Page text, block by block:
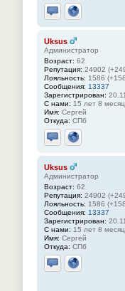
Отправить
Сайт
Uksus
Администратор
Возраст: 62
Репутация: 24902
Лояльность: 1586
Сообщения: 13337
Зарегистрирован:
С нами: 15 лет 8
Имя: Сергей
Откуда: СПб
Отправить
Сайт
Uksus
Администратор
Возраст: 62
Репутация: 24902
Лояльность: 1586
Сообщения: 13337
Зарегистрирован:
С нами: 15 лет 8
Имя: Сергей
Откуда: СПб
Отправить
Сайт